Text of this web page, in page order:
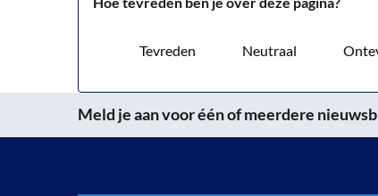
Hintham-
Tevreden Neutraal
Meld je aan voor één of meerdere